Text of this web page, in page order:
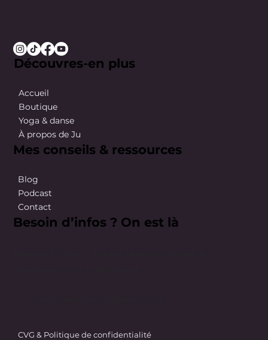
CVG & Politique de confidentialité
Découvres-en plus
Accueil
Boutique
Yoga & danse
À propos de Ju
Mes conseils & ressources
Blog
Podcast
Contact
Besoin d’infos ? On est là